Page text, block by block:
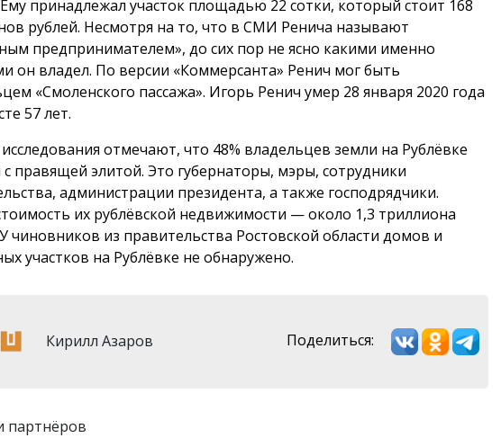
принадлежал участок площадью 22 сотки, который стоит 168
рублей. Несмотря на то, что в СМИ Ренича называют
предпринимателем», до сих пор не ясно какими именно
он владел. По версии «Коммерсанта» Ренич мог быть
«Смоленского пассажа». Игорь Ренич умер 28 января 2020 года
57 лет.
отмечают, что 48% владельцев земли на Рублёвке
с правящей элитой. Это губернаторы, мэры, сотрудники
администрации президента, а также господрядчики.
их рублёвской недвижимости — около 1,3 триллиона
чиновников из правительства Ростовской области домов и
участков на Рублёвке не обнаружено.
Кирилл Азаров Поделиться:
партнёров